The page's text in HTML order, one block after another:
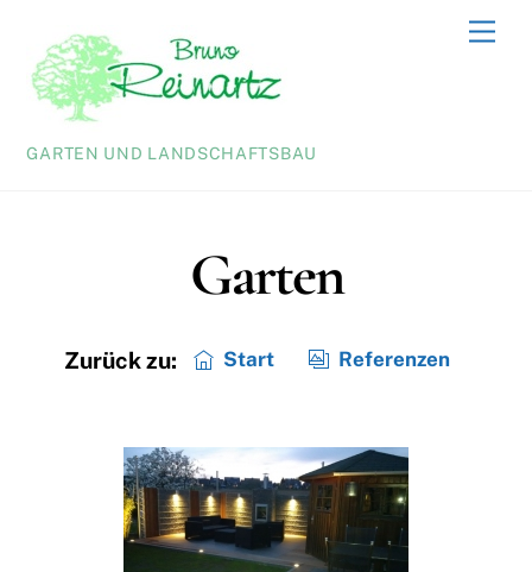
content
GARTEN UND LANDSCHAFTSBAU
Garten
Zurück zu: Start Referenzen